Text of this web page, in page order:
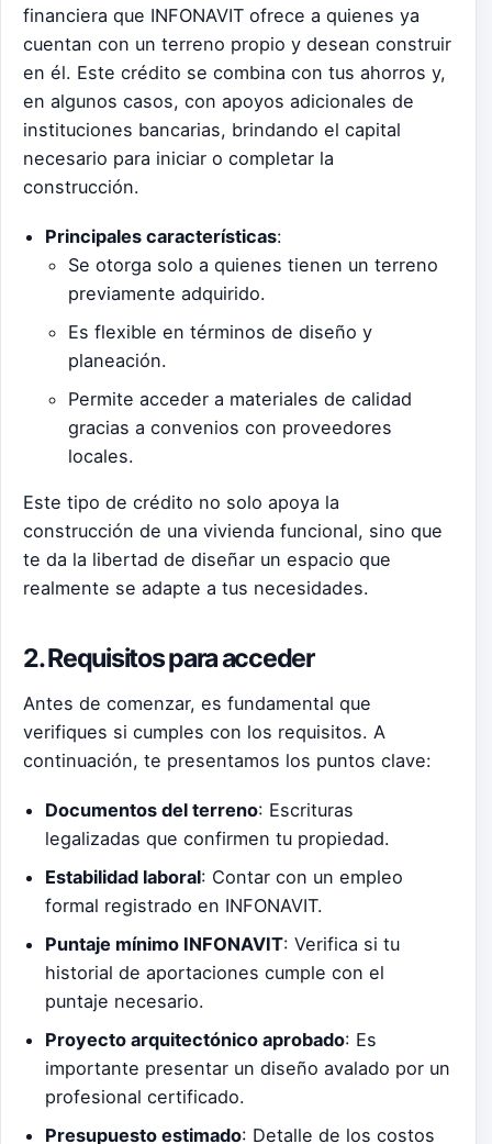
financiera que INFONAVIT ofrece a quienes ya
cuentan con un terreno propio y desean construir
en él. Este crédito se combina con tus ahorros y,
en algunos casos, con apoyos adicionales de
instituciones bancarias, brindando el capital
necesario para iniciar o completar la
construcción.
Principales características:
Se otorga solo a quienes tienen un terreno
previamente adquirido.
Es flexible en términos de diseño y
planeación.
Permite acceder a materiales de calidad
gracias a convenios con proveedores
locales.
Este tipo de crédito no solo apoya la
construcción de una vivienda funcional, sino que
te da la libertad de diseñar un espacio que
realmente se adapte a tus necesidades.
2. Requisitos para acceder
Antes de comenzar, es fundamental que
verifiques si cumples con los requisitos. A
continuación, te presentamos los puntos clave:
Documentos del terreno: Escrituras
legalizadas que confirmen tu propiedad.
Estabilidad laboral: Contar con un empleo
formal registrado en INFONAVIT.
Puntaje mínimo INFONAVIT: Verifica si tu
historial de aportaciones cumple con el
puntaje necesario.
Proyecto arquitectónico aprobado: Es
importante presentar un diseño avalado por un
profesional certificado.
Presupuesto estimado: Detalle de los costos